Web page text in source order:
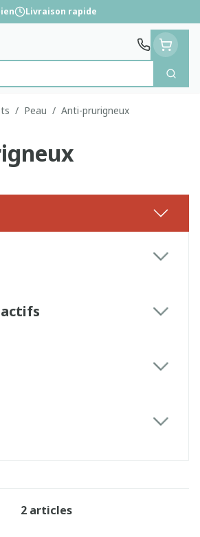
Livraison rapide
/ Peau / Anti-prurigneux
2articles